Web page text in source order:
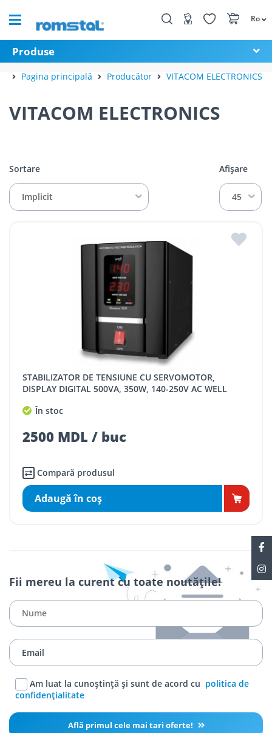
Ro
Produse
Pagina principală Producător VITACOM ELECTRONICS
VITACOM ELECTRONICS
Sortare
Implicit
Afișare
45
STABILIZATOR DE TENSIUNE CU SERVOMOTOR,
DISPLAY DIGITAL 500VA, 350W, 140-250V AC WELL
În stoc
2500 MDL / buc
Compară produsul
Adaugă în coş
Fii mereu la curent cu toate noutățile!
Am luat la cunoștință și sunt de acord cu politica de
confidențialitate
Află primul cele mai tari oferte!